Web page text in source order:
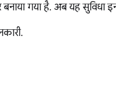
गया है. अब यह सुविधा